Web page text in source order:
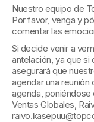
Nuestro equipo de
Por favor, venga y
comentar las
Si decide venir a
antelación, ya que
asegurará que
agendar una
agenda,
Ventas Globales,